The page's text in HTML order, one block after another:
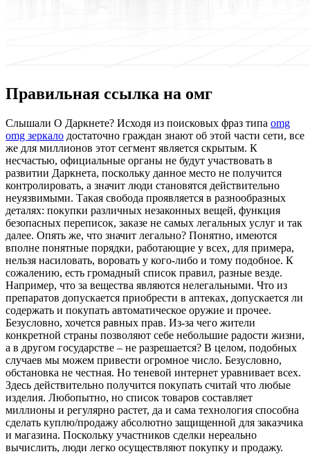
Правильная ссылка на омг
Слышaли O Даркнете? Исходя из поисковых фраз типа omg
omg зеркало достаточно граждан знают об этой части сети, все
же для миллионов этот сегмент является скрытым. К
несчастью, официальные органы не будут участвовать в
развитии Даркнета, поскольку данное место не получится
контролировать, а значит люди становятся действительно
неуязвимыми. Такая свобода проявляется в разнообразных
деталях: покупки различных незаконных вещей, функция
безопасных переписок, заказе не самых легальных услуг и так
далее. Опять же, что значит легально? Понятно, имеются
вполне понятные порядки, работающие у всех, для примера,
нельзя насиловать, воровать у кого-либо и тому подобное. К
сожалению, есть громадный список правил, разные везде.
Например, что за вещества являются нелегальными. Что из
препаратов допускается приобрести в аптеках, допускается ли
содержать и покупать автоматическое оружие и прочее.
Безусловно, хочется равных прав. Из-за чего жители
конкретной страны позволяют себе небольшие радости жизни,
а в другом государстве – не разрешается? В целом, подобных
случаев мы можем привести огромное число. Безусловно,
обстановка не честная. Но теневой интернет уравнивает всех.
Здесь действительно получится покупать считай что любые
изделия. Любопытно, но список товаров составляет
миллионы и регулярно растет, да и сама технология способна
сделать куплю/продажу абсолютно защищенной для заказчика
и магазина. Поскольку участников сделки нереально
вычислить, люди легко осуществляют покупку и продажу.